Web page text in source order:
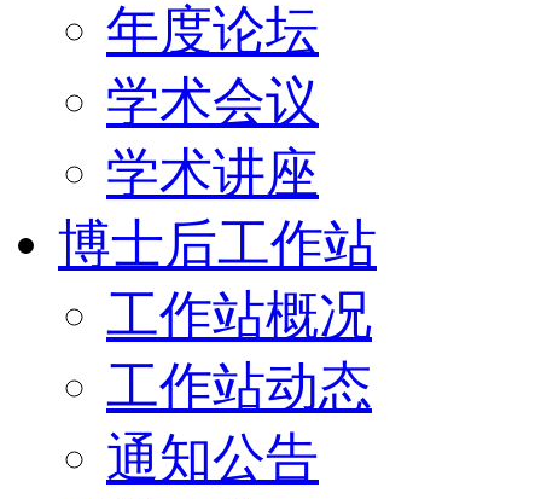
年度论坛
学术会议
学术讲座
博士后工作站
工作站概况
工作站动态
通知公告